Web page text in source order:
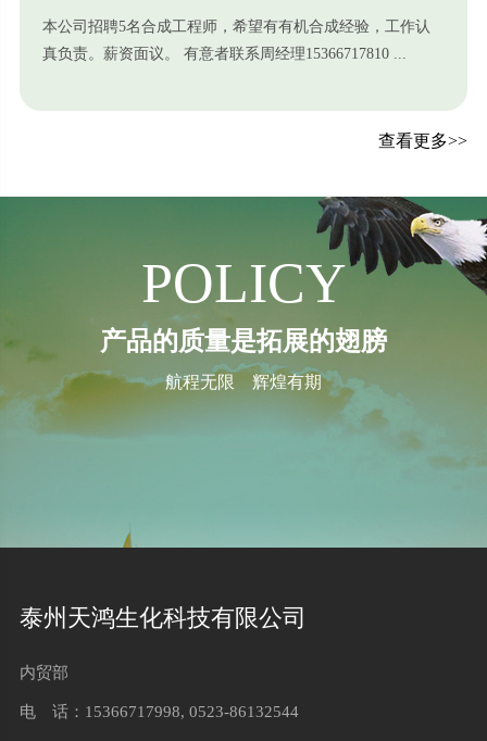
本公司招聘5名合成工程师，希望有有机合成经验，工作认
真负责。薪资面议。 有意者联系周经理15366717810 ...
查看更多>>
POLICY
产品的质量是拓展的翅膀
航程无限 辉煌有期
泰州天鸿生化科技有限公司
内贸部
电 话：15366717998, 0523-86132544